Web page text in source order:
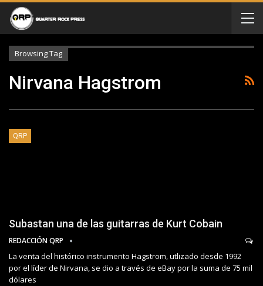
Browsing Tag
Nirvana Hagstrom
QRP
Subastan una de las guitarras de Kurt Cobain
REDACCIÓN QRP
La venta del histórico instrumento Hagstrom, utlizado desde 1992
por el líder de Nirvana, se dio a través de eBay por la suma de 75 mil
dólares